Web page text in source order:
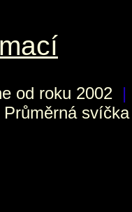
od roku 2002 |
Průměrná